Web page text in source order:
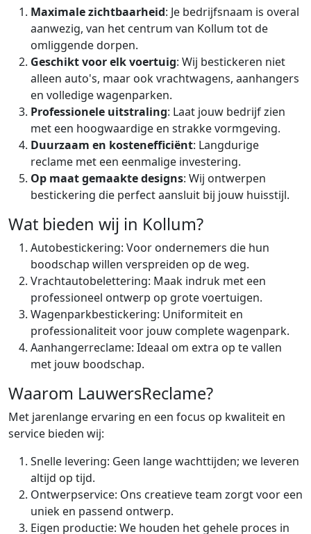
Maximale zichtbaarheid: Je bedrijfsnaam is overal
aanwezig, van het centrum van Kollum tot de
omliggende dorpen.
Geschikt voor elk voertuig: Wij bestickeren niet
alleen auto's, maar ook vrachtwagens, aanhangers
en volledige wagenparken.
Professionele uitstraling: Laat jouw bedrijf zien
met een hoogwaardige en strakke vormgeving.
Duurzaam en kostenefficiënt: Langdurige
reclame met een eenmalige investering.
Op maat gemaakte designs: Wij ontwerpen
bestickering die perfect aansluit bij jouw huisstijl.
Wat bieden wij in Kollum?
Autobestickering: Voor ondernemers die hun
boodschap willen verspreiden op de weg.
Vrachtautobelettering: Maak indruk met een
professioneel ontwerp op grote voertuigen.
Wagenparkbestickering: Uniformiteit en
professionaliteit voor jouw complete wagenpark.
Aanhangerreclame: Ideaal om extra op te vallen
met jouw boodschap.
Waarom LauwersReclame?
Met jarenlange ervaring en een focus op kwaliteit en
service bieden wij:
Snelle levering: Geen lange wachttijden; we leveren
altijd op tijd.
Ontwerpservice: Ons creatieve team zorgt voor een
uniek en passend ontwerp.
Eigen productie: We houden het gehele proces in